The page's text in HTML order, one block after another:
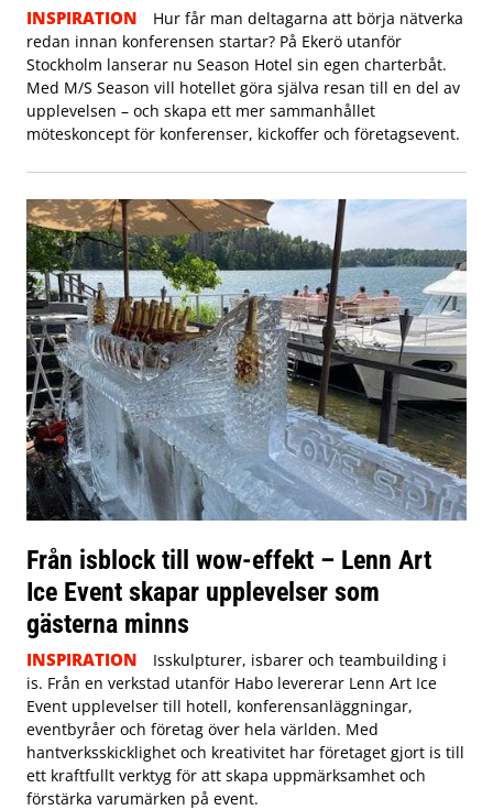
INSPIRATION
Hur får man deltagarna att börja nätverka
redan innan konferensen startar? På Ekerö utanför
Stockholm lanserar nu Season Hotel sin egen charterbåt.
Med M/S Season vill hotellet göra själva resan till en del av
upplevelsen – och skapa ett mer sammanhållet
möteskoncept för konferenser, kickoffer och företagsevent.
Från isblock till wow-effekt – Lenn Art
Ice Event skapar upplevelser som
gästerna minns
INSPIRATION
Isskulpturer, isbarer och teambuilding i
is. Från en verkstad utanför Habo levererar Lenn Art Ice
Event upplevelser till hotell, konferensanläggningar,
eventbyråer och företag över hela världen. Med
hantverksskicklighet och kreativitet har företaget gjort is till
ett kraftfullt verktyg för att skapa uppmärksamhet och
förstärka varumärken på event.